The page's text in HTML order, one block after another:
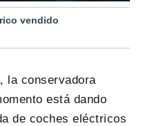
vendido
la conservadora
está dando
de coches eléctricos